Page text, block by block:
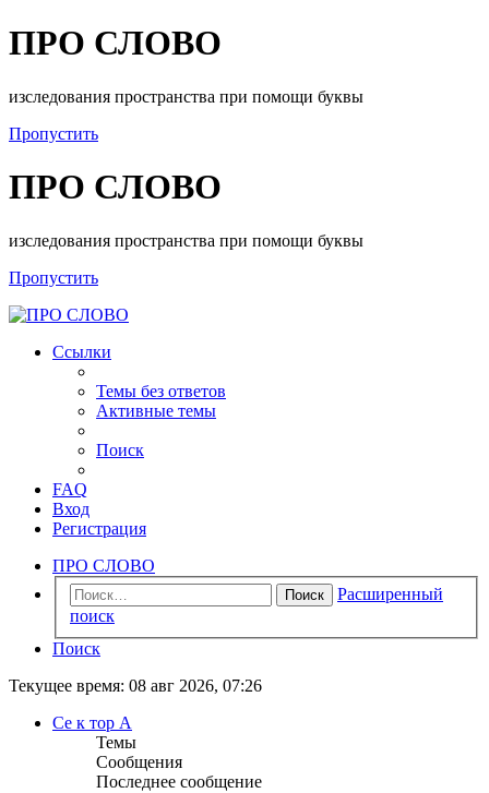
ПРО СЛОВО
изследования пространства при помощи буквы
Пропустить
ПРО СЛОВО
изследования пространства при помощи буквы
Пропустить
Ссылки
Темы без ответов
Активные темы
Поиск
FAQ
Вход
Регистрация
ПРО СЛОВО
Поиск
Расширенный
поиск
Поиск
Текущее время: 08 авг 2026, 07:26
Се к тор А
Темы
Сообщения
Последнее сообщение